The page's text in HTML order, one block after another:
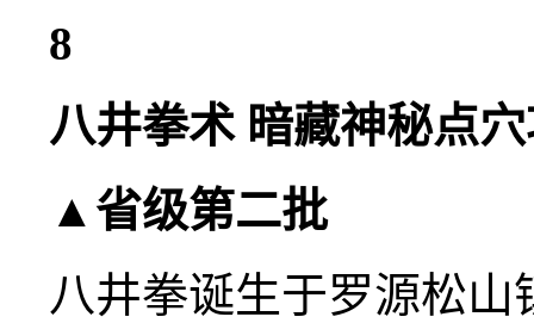
8
八井拳术 暗藏神秘点
▲省级第二批
八井拳诞生于罗源松